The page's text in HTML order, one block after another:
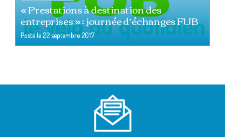
« Prestations à destination des
entreprises » : journée d’échanges FUB
Posté le22 septembre 2017